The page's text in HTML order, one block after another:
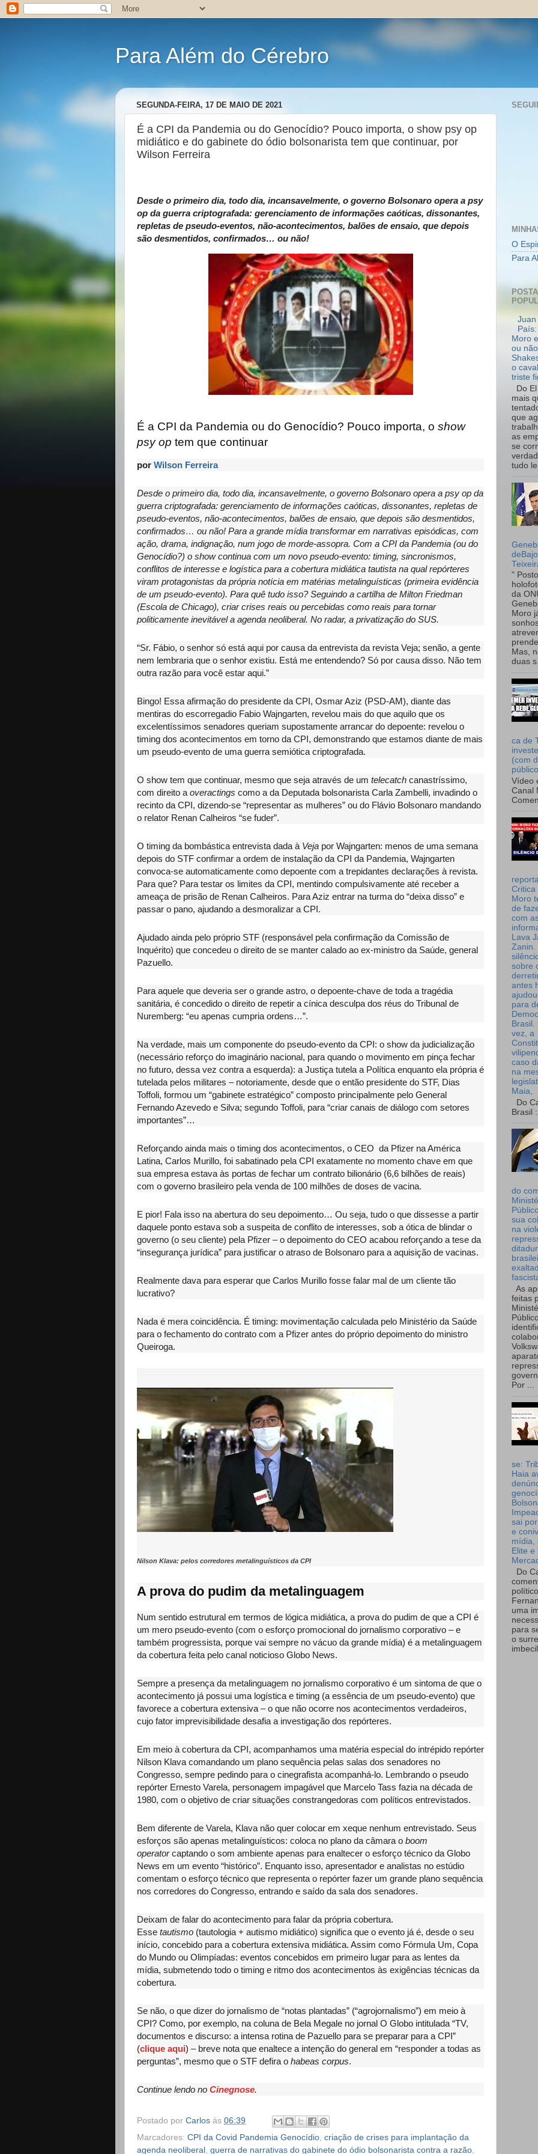
Para Além do Cérebro
SEGUNDA-FEIRA, 17 DE MAIO DE 2021
É a CPI da Pandemia ou do Genocídio? Pouco importa, o show psy op
midiático e do gabinete do ódio bolsonarista tem que continuar, por
Wilson Ferreira
Desde o primeiro dia, todo dia, incansavelmente, o governo Bolsonaro opera a psy
op da guerra criptografada: gerenciamento de informações caóticas, dissonantes,
repletas de pseudo-eventos, não-acontecimentos, balões de ensaio, que depois
são desmentidos, confirmados… ou não!
É a CPI da Pandemia ou do Genocídio? Pouco importa, o show
psy op tem que continuar
por Wilson Ferreira
Desde o primeiro dia, todo dia, incansavelmente, o governo Bolsonaro opera a psy op da
guerra criptografada: gerenciamento de informações caóticas, dissonantes, repletas de
pseudo-eventos, não-acontecimentos, balões de ensaio, que depois são desmentidos,
confirmados… ou não! Para a grande mídia transformar em narrativas episódicas, com
ação, drama, indignação, num jogo de morde-assopra. Com a CPI da Pandemia (ou do
Genocídio?) o show continua com um novo pseudo-evento: timing, sincronismos,
conflitos de interesse e logística para a cobertura midiática tautista na qual repórteres
viram protagonistas da própria notícia em matérias metalinguísticas (primeira evidência
de um pseudo-evento). Para quê tudo isso? Seguindo a cartilha de Milton Friedman
(Escola de Chicago), criar crises reais ou percebidas como reais para tornar
politicamente inevitável a agenda neoliberal. No radar, a privatização do SUS.
“Sr. Fábio, o senhor só está aqui por causa da entrevista da revista Veja; senão, a gente
nem lembraria que o senhor existiu. Está me entendendo? Só por causa disso. Não tem
outra razão para você estar aqui.”
Bingo! Essa afirmação do presidente da CPI, Osmar Aziz (PSD-AM), diante das
mentiras do escorregadio Fabio Wajngarten, revelou mais do que aquilo que os
excelentíssimos senadores queriam supostamente arrancar do depoente: revelou o
timing dos acontecimentos em torno da CPI, demonstrando que estamos diante de mais
um pseudo-evento de uma guerra semiótica criptografada.
O show tem que continuar, mesmo que seja através de um telecatch canastríssimo,
com direito a overactings como a da Deputada bolsonarista Carla Zambelli, invadindo o
recinto da CPI, dizendo-se “representar as mulheres” ou do Flávio Bolsonaro mandando
o relator Renan Calheiros “se fuder”.
O timing da bombástica entrevista dada à Veja por Wajngarten: menos de uma semana
depois do STF confirmar a ordem de instalação da CPI da Pandemia, Wajngarten
convoca-se automaticamente como depoente com a trepidantes declarações à revista.
Para que? Para testar os limites da CPI, mentindo compulsivamente até receber a
ameaça de prisão de Renan Calheiros. Para Aziz entrar na turma do “deixa disso” e
passar o pano, ajudando a desmoralizar a CPI.
Ajudado ainda pelo próprio STF (responsável pela confirmação da Comissão de
Inquérito) que concedeu o direito de se manter calado ao ex-ministro da Saúde, general
Pazuello.
Para aquele que deveria ser o grande astro, o depoente-chave de toda a tragédia
sanitária, é concedido o direito de repetir a cínica desculpa dos réus do Tribunal de
Nuremberg: “eu apenas cumpria ordens…”.
Na verdade, mais um componente do pseudo-evento da CPI: o show da judicialização
(necessário reforço do imaginário nacional, para quando o movimento em pinça fechar
no futuro, dessa vez contra a esquerda): a Justiça tutela a Política enquanto ela própria é
tutelada pelos militares – notoriamente, desde que o então presidente do STF, Dias
Toffoli, formou um “gabinete estratégico” composto principalmente pelo General
Fernando Azevedo e Silva; segundo Toffoli, para “criar canais de diálogo com setores
importantes”…
Reforçando ainda mais o timing dos acontecimentos, o CEO da Pfizer na América
Latina, Carlos Murillo, foi sabatinado pela CPI exatamente no momento chave em que
sua empresa estava às portas de fechar um contrato bilionário (6,6 bilhões de reais)
com o governo brasileiro pela venda de 100 milhões de doses de vacina.
E pior! Fala isso na abertura do seu depoimento… Ou seja, tudo o que dissesse a partir
daquele ponto estava sob a suspeita de conflito de interesses, sob a ótica de blindar o
governo (o seu cliente) pela Pfizer – o depoimento do CEO acabou reforçando a tese da
“insegurança jurídica” para justificar o atraso de Bolsonaro para a aquisição de vacinas.
Realmente dava para esperar que Carlos Murillo fosse falar mal de um cliente tão
lucrativo?
Nada é mera coincidência. É timing: movimentação calculada pelo Ministério da Saúde
para o fechamento do contrato com a Pfizer antes do próprio depoimento do ministro
Queiroga.
Nilson Klava: pelos corredores metalinguísticos da CPI
A prova do pudim da metalinguagem
Num sentido estrutural em termos de lógica midiática, a prova do pudim de que a CPI é
um mero pseudo-evento (com o esforço promocional do jornalismo corporativo – e
também progressista, porque vai sempre no vácuo da grande mídia) é a metalinguagem
da cobertura feita pelo canal noticioso Globo News.
Sempre a presença da metalinguagem no jornalismo corporativo é um sintoma de que o
acontecimento já possui uma logística e timing (a essência de um pseudo-evento) que
favorece a cobertura extensiva – o que não ocorre nos acontecimentos verdadeiros,
cujo fator imprevisibilidade desafia a investigação dos repórteres.
Em meio à cobertura da CPI, acompanhamos uma matéria especial do intrépido repórter
Nilson Klava comandando um plano sequência pelas salas dos senadores no
Congresso, sempre pedindo para o cinegrafista acompanhá-lo. Lembrando o pseudo
repórter Ernesto Varela, personagem impagável que Marcelo Tass fazia na década de
1980, com o objetivo de criar situações constrangedoras com políticos entrevistados.
Bem diferente de Varela, Klava não quer colocar em xeque nenhum entrevistado. Seus
esforços são apenas metalinguísticos: coloca no plano da câmara o boom
operatorcaptando o som ambiente apenas para enaltecer o esforço técnico da Globo
News em um evento “histórico”. Enquanto isso, apresentador e analistas no estúdio
comentam o esforço técnico que representa o repórter fazer um grande plano sequência
nos corredores do Congresso, entrando e saído da sala dos senadores.
Deixam de falar do acontecimento para falar da própria cobertura.
Esse tautismo (tautologia + autismo midiático) significa que o evento já é, desde o seu
início, concebido para a cobertura extensiva midiática. Assim como Fórmula Um, Copa
do Mundo ou Olimpíadas: eventos concebidos em primeiro lugar para as lentes da
mídia, submetendo todo o timing e ritmo dos acontecimentos às exigências técnicas da
cobertura.
Se não, o que dizer do jornalismo de “notas plantadas” (“agrojornalismo”) em meio à
CPI? Como, por exemplo, na coluna de Bela Megale no jornal O Globo intitulada “TV,
documentos e discurso: a intensa rotina de Pazuello para se preparar para a CPI”
(clique aqui) – breve nota que enaltece a intenção do general em “responder a todas as
perguntas”, mesmo que o STF defira o habeas corpus.
Continue lendo no Cinegnose.
Postado por Carlos às 06:39
Marcadores: CPI da Covid Pandemia Genocídio, criação de crises para implantação da
agenda neoliberal , guerra de narrativas do gabinete do ódio bolsonarista contra a razão,
O
Para
Juan
Moro
ou
o
triste
Do
mais
que
as
se
tudo
"
da
Moro
Mas,
duas
ca de
(com
Vídeo
Canal
Critica
Moro
de
com
Lava
Zanin.
sobre
antes
para
Brasil.
vez, a
caso
na
Maia,
Do
Brasil :
do
sua
na
As
feitas
Por ...
se:
Haia
sai
e
mídia,
Elite e
Do
uma
para
o